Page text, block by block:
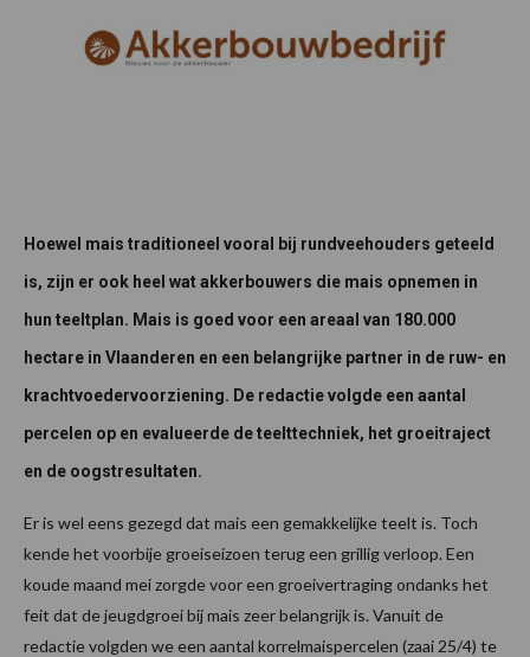
Hoewel mais traditioneel vooral bij rundveehouders geteeld
is, zijn er ook heel wat akkerbouwers die mais opnemen in
hun teeltplan. Mais is goed voor een areaal van 180.000
hectare in Vlaanderen en een belangrijke partner in de ruw- en
krachtvoedervoorziening. De redactie volgde een aantal
percelen op en evalueerde de teelttechniek, het groeitraject
en de oogstresultaten.
Er is wel eens gezegd dat mais een gemakkelijke teelt is. Toch
kende het voorbije groeiseizoen terug een grillig verloop. Een
koude maand mei zorgde voor een groeivertraging ondanks het
feit dat de jeugdgroei bij mais zeer belangrijk is. Vanuit de
redactie volgden we een aantal korrelmaispercelen (zaai 25/4) te